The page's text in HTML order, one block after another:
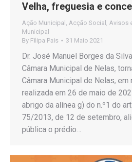
Velha, freguesia e
Ação Municipal , Acção Social , Avisos
Municipal
By Filipa Pais 31 Maio 2021
Dr. José Manuel Borges da
Câmara Municipal de Nelas,
Câmara Municipal de Nelas, em
realizada em 26 de maio de
abrigo da alínea g) do n.º1 do
75/2013, de 12 de setembro,
pública o prédio…